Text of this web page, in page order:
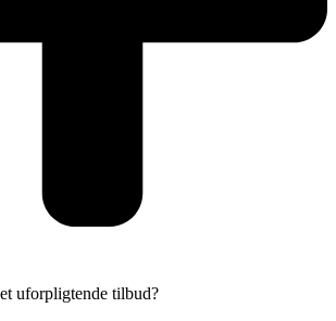
uforpligtende tilbud?